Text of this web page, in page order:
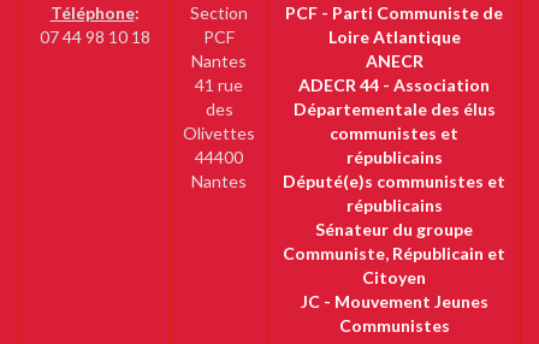
Téléphone:
07 44 98 10 18
Section
PCF
Nantes
41 rue
des
Olivettes
44400
Nantes
PCF - Parti Communiste de
Loire Atlantique
ANECR
ADECR 44 - Association
Départementale des élus
communistes et
républicains
Député(e)s communistes et
républicains
Sénateur du groupe
Communiste, Républicain et
Citoyen
JC - Mouvement Jeunes
Communistes